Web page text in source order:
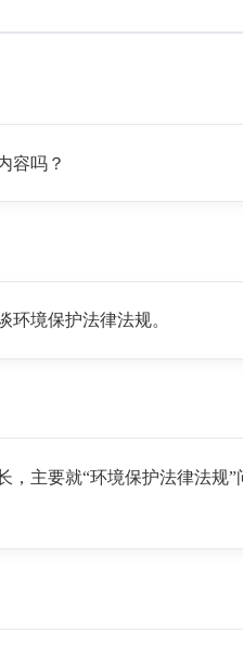
容吗？
境保护法律法规。
主要就“环境保护法律法规